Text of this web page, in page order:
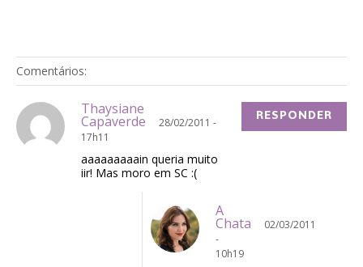
Comentários:
Thaysiane
Capaverde
28/02/2011 -
17h11
aaaaaaaaain queria muito
iir! Mas moro em SC :(
RESPONDER
A
Chata
02/03/2011
-
10h19